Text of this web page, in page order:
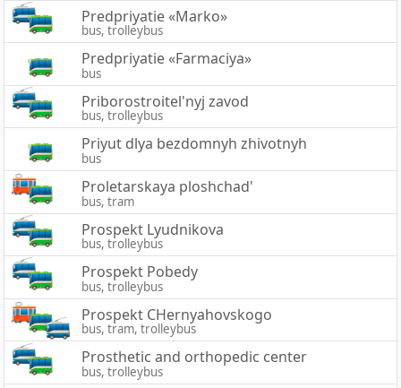
Predpriyatie «Marko»
bus, trolleybus
Predpriyatie «Farmaciya»
bus
Priborostroitel'nyj zavod
bus, trolleybus
Priyut dlya bezdomnyh zhivotnyh
bus
Proletarskaya ploshchad'
bus, tram
Prospekt Lyudnikova
bus, trolleybus
Prospekt Pobedy
bus, trolleybus
Prospekt CHernyahovskogo
bus, tram, trolleybus
Prosthetic and orthopedic center
bus, trolleybus